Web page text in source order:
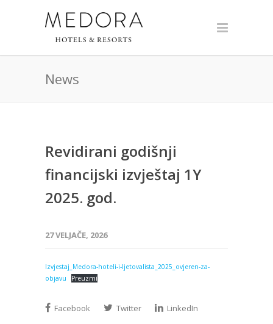
News
Revidirani godišnji
financijski izvještaj 1Y
2025. god.
27 VELJAČE, 2026
Izvjestaj_Medora-hoteli-i-ljetovalista_2025_ovjeren-za-
objavu
Preuzmi
Facebook Twitter
LinkedIn